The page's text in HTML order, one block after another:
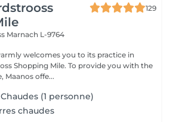
129
Marnach L-9764
welcomes you to its practice in
Shopping Mile. To provide you with the
Maanos offe...
(1 personne)
chaudes